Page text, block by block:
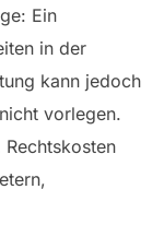
Ein
in der
kann jedoch
vorlegen.